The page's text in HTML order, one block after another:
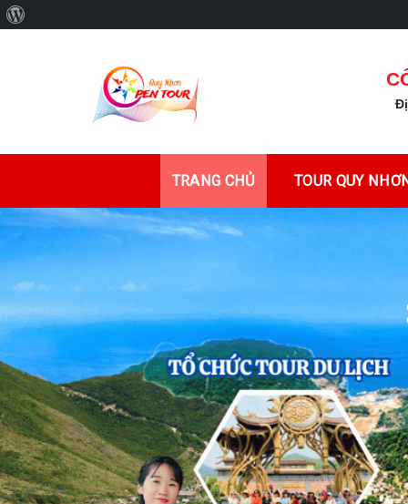
TRANG CHỦ TOUR QUY